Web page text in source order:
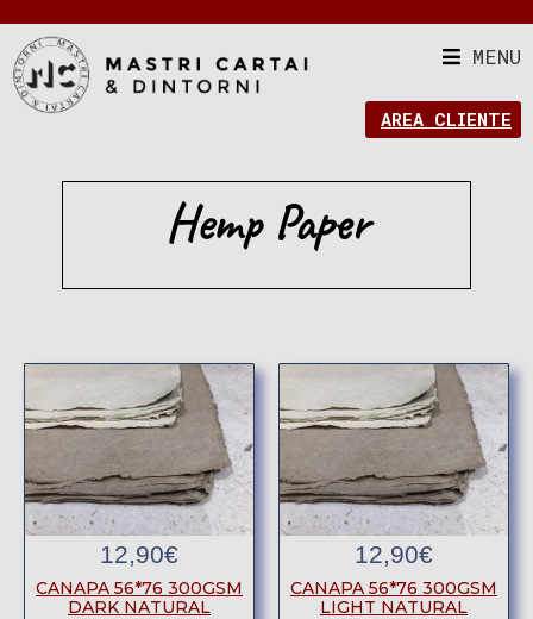
MENU
AREA CLIENTE
Hemp Paper
12,90€
CANAPA 56*76 300GSM
DARK NATURAL
12,90€
CANAPA 56*76 300GSM
LIGHT NATURAL